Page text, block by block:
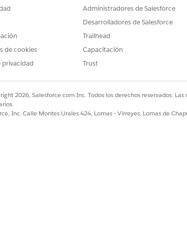
Personalizar aplicación
ingrese Límite de elementode beneficio de
Establecer seguimiento de historial
de cookies
privacidad
Administradores de Salesforce
Desarrolladores de Salesforce
Trailhead
Capacitación
Trust
2026, Salesforce.com Inc. Todos los derechos reservados.
Inc. Calle Montes Urales 424, Lomas - Virreyes, Lomas de